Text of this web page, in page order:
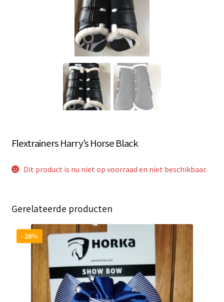
Flextrainers Harry’s Horse Black
Dit product is nu niet op voorraad en niet beschikbaar.
Gerelateerde producten
- 28%